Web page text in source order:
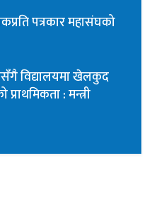
पत्रकार महासंघको
विद्यालयमा खेलकुद
: मन्त्री